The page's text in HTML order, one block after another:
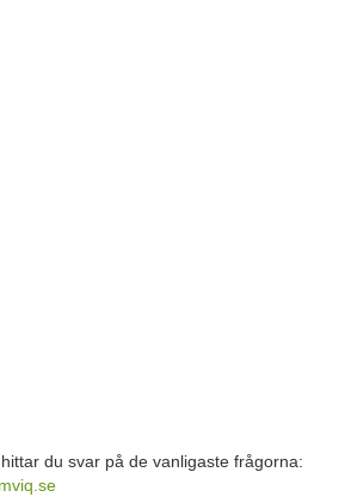
du svar på de vanligaste frågorna: